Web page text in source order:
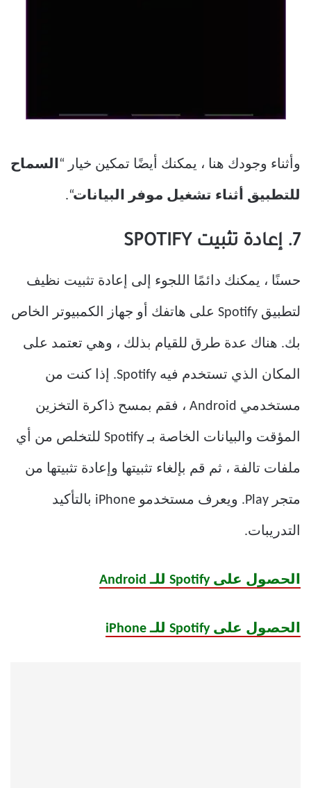
وأثناء وجودك هنا ، يمكنك أيضًا تمكين خيار “السماح
للتطبيق أثناء تشغيل موفر البيانات“.
7. إعادة تثبيت SPOTIFY
حسنًا ، يمكنك دائمًا اللجوء إلى إعادة تثبيت نظيف
لتطبيق Spotify على هاتفك أو جهاز الكمبيوتر الخاص
بك. هناك عدة طرق للقيام بذلك ، وهي تعتمد على
المكان الذي تستخدم فيه Spotify. إذا كنت من
مستخدمي Android ، فقم بمسح ذاكرة التخزين
المؤقت والبيانات الخاصة بـ Spotify للتخلص من أي
ملفات تالفة ، ثم قم بإلغاء تثبيتها وإعادة تثبيتها من
متجر Play. ويعرف مستخدمو iPhone بالتأكيد
التدريبات.
الحصول على Spotify للـ Android
الحصول على Spotify للـ iPhone